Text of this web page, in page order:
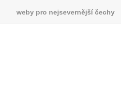
weby pro nejsevernější čechy